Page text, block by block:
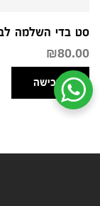
סט בדי השלמה
₪80.00
לרכישה
שיחת ווטסאפ עם